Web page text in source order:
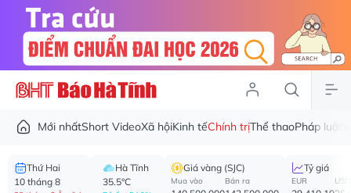
Mới nhấtShort VideoXã hộiKinh tếChính trịThể thaoPháp luật
Thứ Hai
10 tháng 8
Hà Tĩnh
35.5°C
Giá vàng (SJC)
Mua vào Bán ra
Tỷ giá
EUR USD